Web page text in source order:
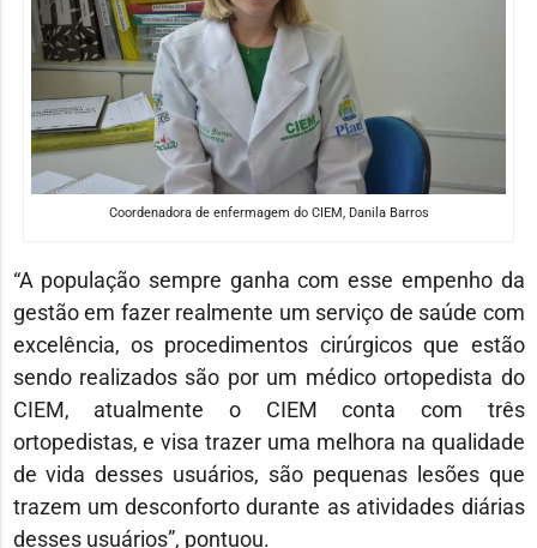
Coordenadora de enfermagem do CIEM, Danila Barros
“A população sempre ganha com esse empenho da
gestão em fazer realmente um serviço de saúde com
excelência, os procedimentos cirúrgicos que estão
sendo realizados são por um médico ortopedista do
CIEM, atualmente o CIEM conta com três
ortopedistas, e visa trazer uma melhora na qualidade
de vida desses usuários, são pequenas lesões que
trazem um desconforto durante as atividades diárias
desses usuários”, pontuou.